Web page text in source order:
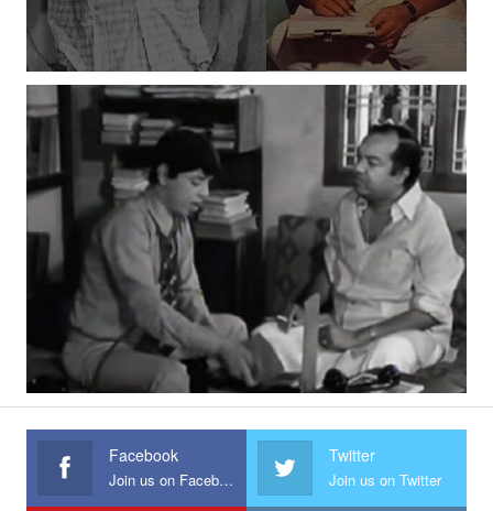
Facebook
Join us on Facebook
Twitter
Join us on Twitter